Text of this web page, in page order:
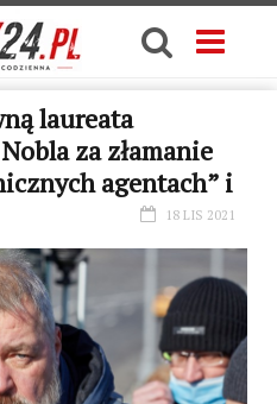
laureata
za złamanie
agentach” i
18 LIS 2021